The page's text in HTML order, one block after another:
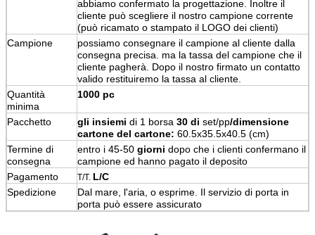
abbiamo confermato la progettazione. Inoltre il
cliente può scegliere il nostro campione corrente
(può ricamato o stampato il LOGO dei clienti)
Campione
possiamo consegnare il campione al cliente dalla
consegna precisa. ma la tassa del campione che il
cliente pagherà. Dopo il nostro firmato un contatto
valido restituiremo la tassa al cliente.
Quantità
minima
1000 pc
Pacchetto gli insiemi di 1 borsa 30 di set/pp/dimensione
cartone del cartone: 60.5x35.5x40.5 (cm)
Termine di
consegna
entro i 45-50 giorni dopo che i clienti confermano il
campione ed hanno pagato il deposito
Pagamento
T/T. L/C
Spedizione
Dal mare, l'aria, o esprime. Il servizio di porta in
porta può essere assicurato